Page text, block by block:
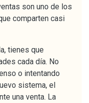
son uno de los
comparten casi
tienes que
cada día. No
o intentando
sistema, el
una venta. La